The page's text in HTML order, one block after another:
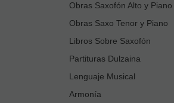
Obras Saxofón Alto y Piano
Obras Saxo Tenor y Piano
Libros Sobre Saxofón
Partituras Dulzaina
Lenguaje Musical
Armonía